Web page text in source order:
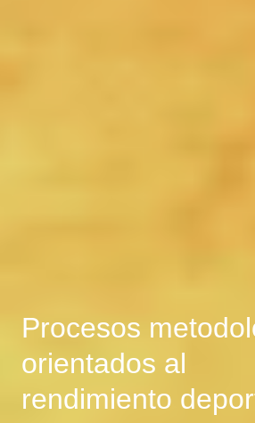
Procesos
orientados al
rendimiento